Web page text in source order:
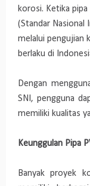
korosi. Ketika pipa
(Standar Nasional
melalui pengujian
berlaku di
Dengan
SNI, pengguna
memiliki kualitas
Keunggulan Pipa
Banyak proyek